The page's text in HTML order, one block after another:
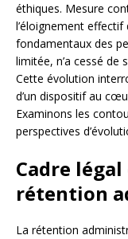
éthiques. Mesure
l’éloignement
fondamentaux des
limitée, n’a cessé de
Cette évolution
d’un dispositif au
Examinons les
perspectives
Cadre
rétention
La rétention